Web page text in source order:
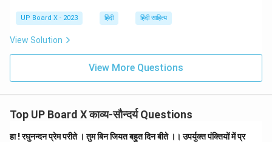
UP Board X - 2023 हिंदी हिंदी साहित्य
View Solution
View More Questions
Top UP Board X काव्य-सौन्दर्य Questions
हा ! रघुनन्दन प्रेम परीते । तुम बिन जियत बहुत दिन बीते ।। उपर्युक्त पंक्तियों में प्र